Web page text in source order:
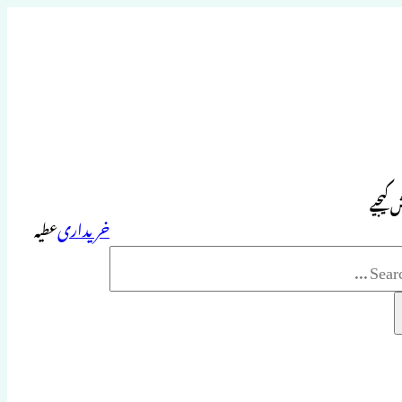
کیجیے
خریداریعطیہ